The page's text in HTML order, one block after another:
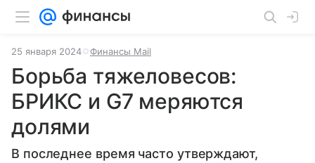
25 января 2024 Финансы Mail
Борьба тяжеловесов:
БРИКС и G7 меряются
долями
В последнее время часто утверждают,